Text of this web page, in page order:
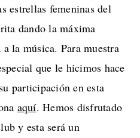
estrellas femeninas del
dando la máxima
la música. Para muestra
que le hicimos hace
participación en esta
aquí. Hemos disfrutado
y esta será un